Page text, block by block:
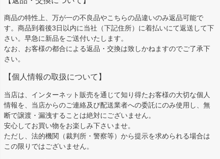
商品の特性上、万が一の不良品やこちらの品違いのみ返品可能で
す。商品到着後3日以内に当社（下記住所）に着払いにて返送して下
さい。早急に新品をご送付いたします。
なお、お客様の都合による返品・交換は致しかねますのでご了承下
さい。
【個人情報の取扱について】
当店は、インターネット販売を通じて知り得たお客様の大切な個人
情報を、当店からのご連絡及び配送業者への委託にのみ使用し、無
断で譲渡・漏洩することは絶対にございません。
安心してお買い物をお楽しみ下さいませ。
ただし、法的機関（裁判所・警察等）から提示を求められる場合は
この限りではございません。